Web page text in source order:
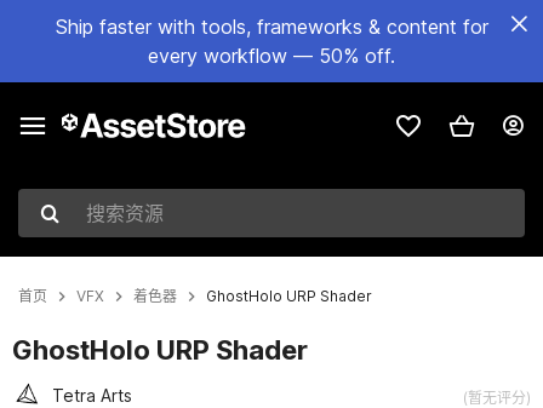
Ship faster with tools, frameworks & content for
every workflow — 50% off.
搜索资源
首页 VFX 着色器 GhostHolo URP Shader
GhostHolo URP Shader
Tetra Arts (暂无评分)